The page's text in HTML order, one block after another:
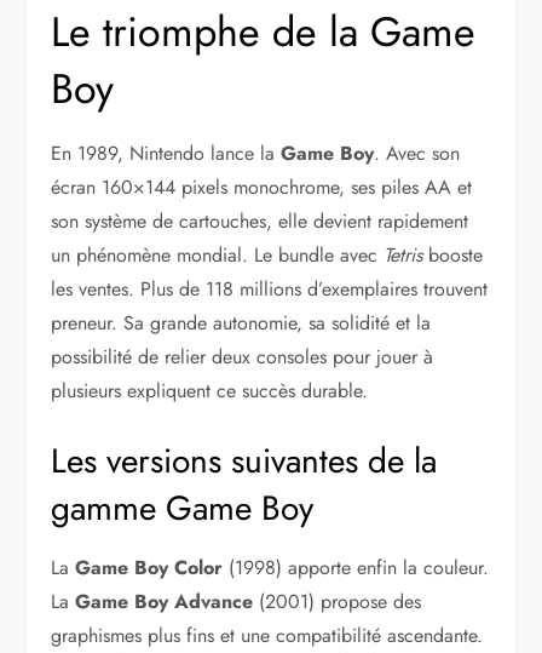
Le triomphe de la Game
Boy
En 1989, Nintendo lance laGame Boy. Avec son
écran 160×144 pixels monochrome, ses piles AA et
son système de cartouches, elle devient rapidement
un phénomène mondial. Le bundle avec Tetrisbooste
les ventes. Plus de 118 millions d’exemplaires trouvent
preneur. Sa grande autonomie, sa solidité et la
possibilité de relier deux consoles pour jouer à
plusieurs expliquent ce succès durable.
Les versions suivantes de la
gamme Game Boy
LaGame Boy Color (1998) apporte enfin la couleur.
LaGame Boy Advance (2001) propose des
graphismes plus fins et une compatibilité ascendante.